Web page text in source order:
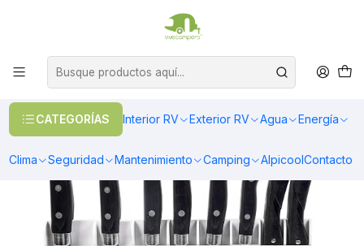
CATEGORÍAS Interior RV Exterior RV Agua Energía
Clima Seguridad Mantenimiento Camping AlpicoolContacto
OFERTAS EN CALEFACCIÓN DIESEL
Portacuchillos blanco para 8 cuchillos